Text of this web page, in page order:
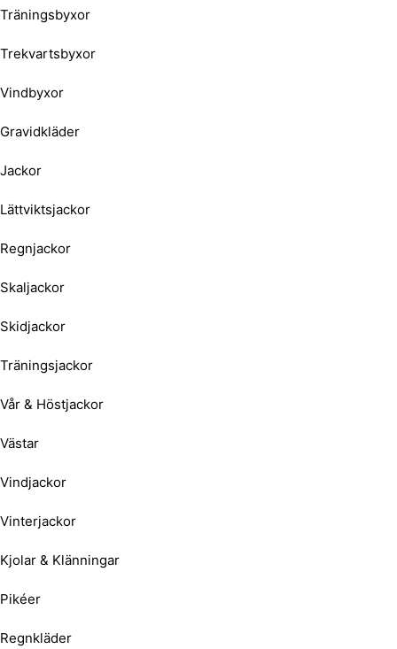
Träningsbyxor
Trekvartsbyxor
Vindbyxor
Gravidkläder
Jackor
Lättviktsjackor
Regnjackor
Skaljackor
Skidjackor
Träningsjackor
Vår & Höstjackor
Västar
Vindjackor
Vinterjackor
Kjolar & Klänningar
Pikéer
Regnkläder